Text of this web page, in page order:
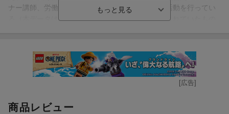
ナー講師、労働災害防止のためのコンサルタント活動を行ってい
る（本データはこの書籍が刊行された当時に掲載されていたもの
[広告]
商品レビュー